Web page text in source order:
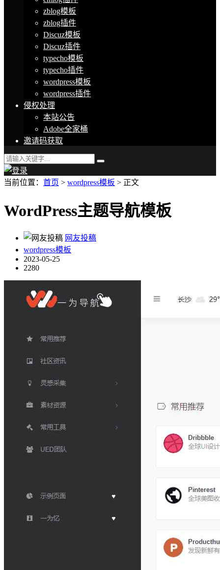
zblog模板
zblog插件
Discuz模板
Discuz插件
typecho模板
typecho插件
wordpress模板
wordpress插件
侵权处理
本站公告
Adobe全家桶
邀请码获取
当前位置： 首页 > wordpress模板 > 正文
WordPress主题导航模板
网友投稿
wordpress模板
2023-05-25
2280